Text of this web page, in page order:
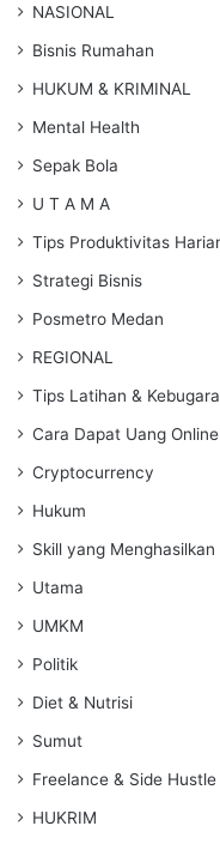
NASIONAL
Bisnis Rumahan
HUKUM & KRIMINAL
Mental Health
Sepak Bola
U T A M A
Tips Produktivitas
Strategi Bisnis
Posmetro Medan
REGIONAL
Tips Latihan &
Cara Dapat Uang Online
Cryptocurrency
Hukum
Skill yang Menghasilkan
Utama
UMKM
Politik
Diet & Nutrisi
Sumut
Freelance & Side Hustle
HUKRIM